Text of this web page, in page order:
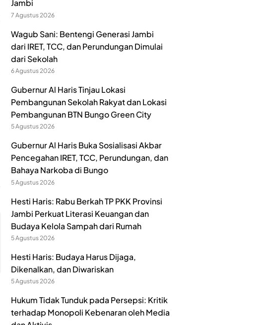
Jambi
7 Agustus 2026
Wagub Sani: Bentengi Generasi Jambi
dari IRET, TCC, dan Perundungan Dimulai
dari Sekolah
6 Agustus 2026
Gubernur Al Haris Tinjau Lokasi
Pembangunan Sekolah Rakyat dan Lokasi
Pembangunan BTN Bungo Green City
5 Agustus 2026
Gubernur Al Haris Buka Sosialisasi Akbar
Pencegahan IRET, TCC, Perundungan, dan
Bahaya Narkoba di Bungo
5 Agustus 2026
Hesti Haris: Rabu Berkah TP PKK Provinsi
Jambi Perkuat Literasi Keuangan dan
Budaya Kelola Sampah dari Rumah
5 Agustus 2026
Hesti Haris: Budaya Harus Dijaga,
Dikenalkan, dan Diwariskan
5 Agustus 2026
Hukum Tidak Tunduk pada Persepsi: Kritik
terhadap Monopoli Kebenaran oleh Media